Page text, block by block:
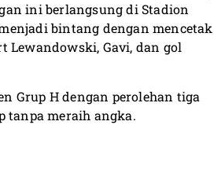
ini berlangsung di Stadion
bintang dengan mencetak
Lewandowski, Gavi, dan gol
Grup H dengan perolehan tiga
tanpa meraih angka.